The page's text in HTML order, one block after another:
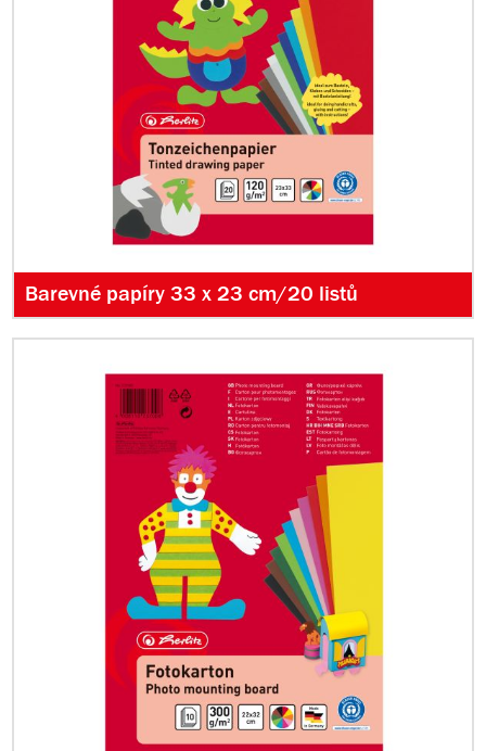
Barevné papíry 33 x 23 cm/20 listů